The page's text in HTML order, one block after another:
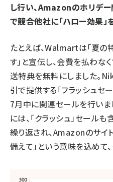
し行い、Amazonのホリデー
で競合他社に「ハロー効果」
たとえば、Walmartは「夏
す」と宣伝し、会費を払わな
送特典を無料にしました。
引で提供する「フラッシュセ
7月中に関連セールを行い
には、「クラッシュ」セール
繰り返され、Amazonのサイ
備えて」という意味を込めて